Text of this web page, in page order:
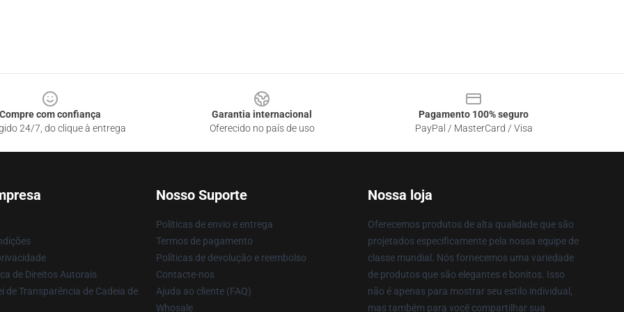
Compre com confiança
24/7, do clique à entrega
Garantia internacional
Oferecido no país de uso
Pagamento 100% seguro
PayPal / MasterCard / Visa
de Direitos Autorais
de Transparência de Cadeia de
Nosso Suporte
Políticas de envio e entrega
Termos de pagamento
Políticas de devolução e reembolso
Contacte-nos
Ajuda ao cliente (FAQ)
Whosale
Nossa loja
Oferecemos produtos de alta qualidade que são
projetados especificamente pela nossa equipe de
classe mundial. Nós fornecemos uma variedade
de produtos que são elegantes e bonitos. Isso
não é apenas para mostrar seu estilo individual,
mas também para você compartilhar sua